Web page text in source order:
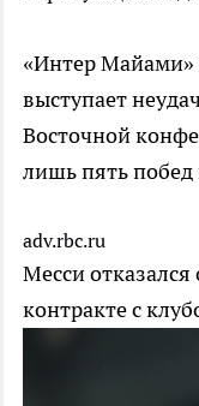
«Интер Майами»
выступает
Восточной
лишь пять побед
adv.rbc.ru
Месси
контракте с